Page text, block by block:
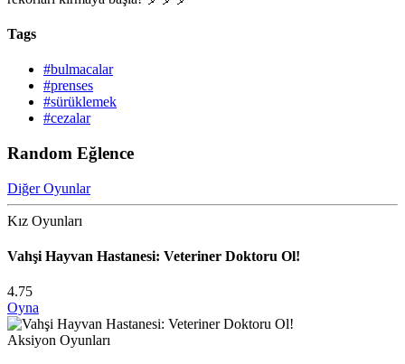
Tags
#bulmacalar
#prenses
#sürüklemek
#cezalar
Random Eğlence
Diğer Oyunlar
Kız Oyunları
Vahşi Hayvan Hastanesi: Veteriner Doktoru Ol!
4.75
Oyna
Aksiyon Oyunları